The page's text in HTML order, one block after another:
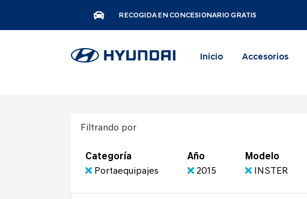
RECOGIDA EN CONCESIONARIO GRATIS
Inicio Accesorios
Filtrando por
Categoría
Portaequipajes
Año
2015
Modelo
INSTER